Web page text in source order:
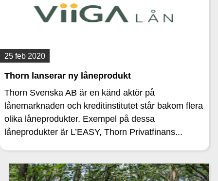
25 feb 2020
Thorn lanserar ny låneprodukt
Thorn Svenska AB är en känd aktör på
lånemarknaden och kreditinstitutet står bakom flera
olika låneprodukter. Exempel på dessa
låneprodukter är L’EASY, Thorn Privatfinans...